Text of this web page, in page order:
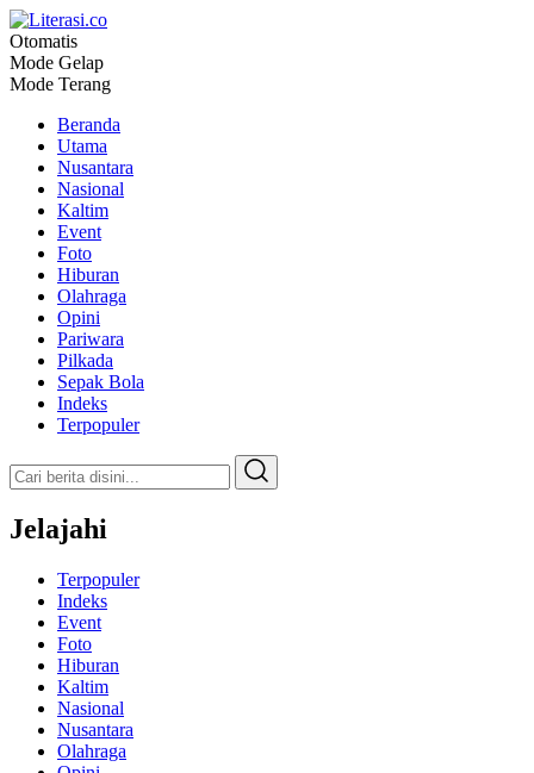
Literasi.co
Pilar Informasi
Otomatis
Mode Gelap
Mode Terang
Beranda
Utama
Nusantara
Nasional
Kaltim
Event
Foto
Hiburan
Olahraga
Opini
Pariwara
Pilkada
Sepak Bola
Indeks
Terpopuler
Jelajahi
Terpopuler
Indeks
Event
Foto
Hiburan
Kaltim
Nasional
Nusantara
Olahraga